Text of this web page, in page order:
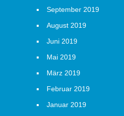
September 2019
August 2019
Juni 2019
Mai 2019
März 2019
Februar 2019
Januar 2019